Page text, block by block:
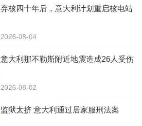
弃核四十年后，意大利计划重启核电站
2026-08-04
意大利那不勒斯附近地震造成26人受伤
2026-08-02
监狱太挤 意大利通过居家服刑法案